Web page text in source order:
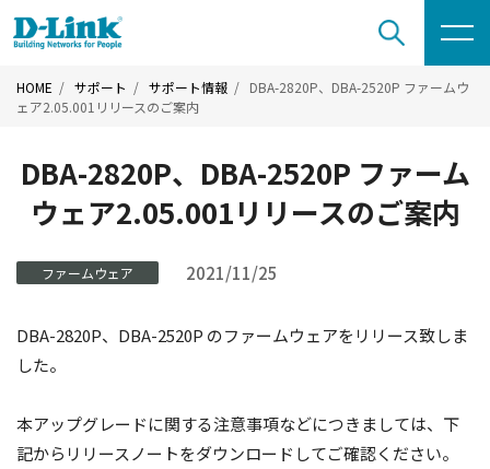
HOME サポート サポート情報
DBA-2820P、DBA-2520P ファームウ
ェア2.05.001リリースのご案内
DBA-2820P、DBA-2520P ファーム
ウェア2.05.001リリースのご案内
ファームウェア 2021/11/25
DBA-2820P、DBA-2520P のファームウェアをリリース致しま
した。
本アップグレードに関する注意事項などにつきましては、下
記からリリースノートをダウンロードしてご確認ください。